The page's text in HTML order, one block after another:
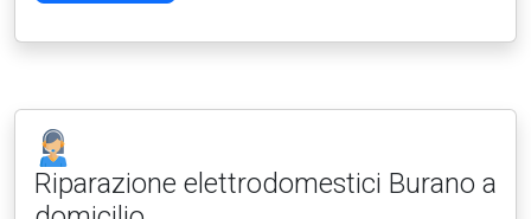
Riparazione elettrodomestici Burano a